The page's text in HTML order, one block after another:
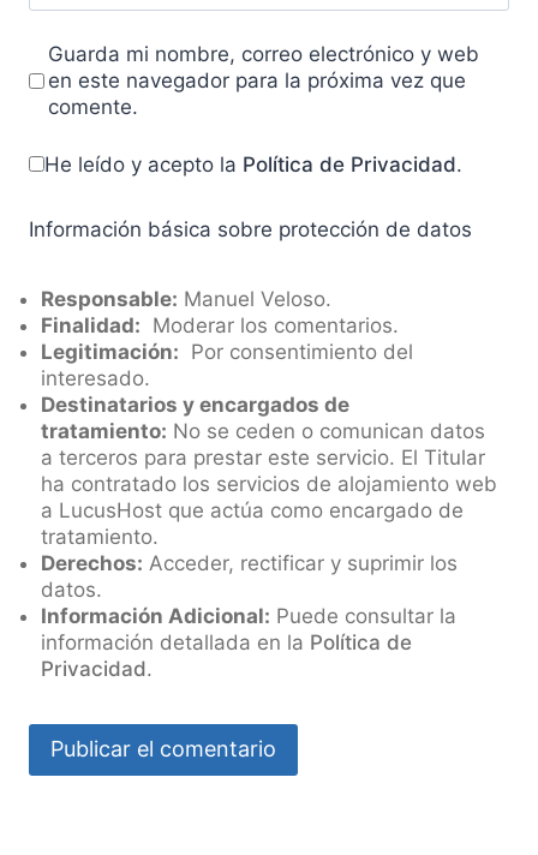
Guarda mi nombre, correo electrónico y web
en este navegador para la próxima vez que
comente.
He leído y acepto la Política de Privacidad.
Información básica sobre protección de datos
Responsable: Manuel Veloso.
Finalidad: Moderar los comentarios.
Legitimación: Por consentimiento del
interesado.
Destinatarios y encargados de
tratamiento: No se ceden o comunican datos
a terceros para prestar este servicio. El Titular
ha contratado los servicios de alojamiento web
a LucusHost que actúa como encargado de
tratamiento.
Derechos: Acceder, rectificar y suprimir los
datos.
Información Adicional: Puede consultar la
información detallada en la Política de
Privacidad.